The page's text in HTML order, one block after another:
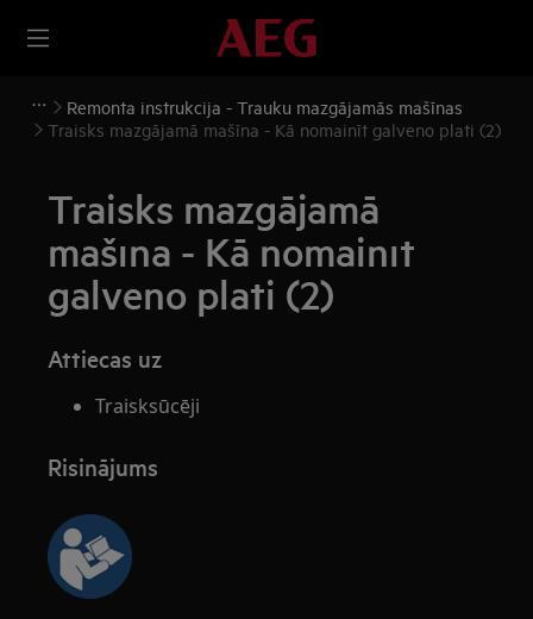
Remonta instrukcija - Trauku mazgājamās mašīnas
Traisks mazgājamā mašīna - Kā nomainīt galveno plati (2)
Traisks mazgājamā
mašīna - Kā nomainīt
galveno plati (2)
Attiecas uz
Traisksūcēji
Risinājums